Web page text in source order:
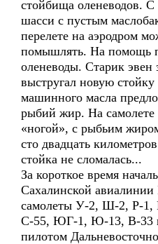
стойбища оленеводов.
шасси с пустым
перелете на аэродром
помышлять. На помощь
оленеводы. Старик эвен
выстругал новую
машинного масла
рыбий жир. На самолете
«ногой», с рыбьим
сто двадцать
стойка не сломалась...
За короткое время
Сахалинской
самолеты У-2, Ш-2, Р-
С-55, ЮГ-1, Ю-13, В-33
пилотом